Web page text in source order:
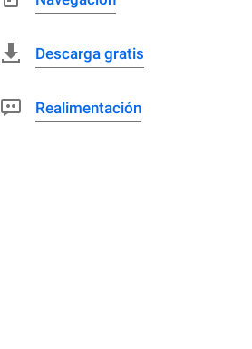
Descarga gratis
Realimentación